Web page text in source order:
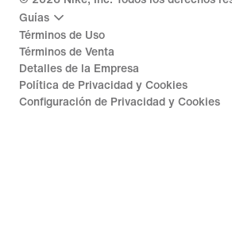
Guías
Términos de Uso
Términos de Venta
Detalles de la Empresa
Política de Privacidad y Cookies
Configuración de Privacidad y Cookies